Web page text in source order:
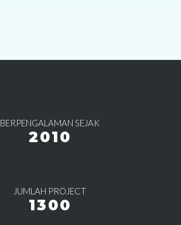
BERPENGALAMAN SEJAK
2010
JUMLAH PROJECT
1300